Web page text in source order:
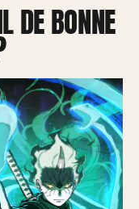
DE BONNE